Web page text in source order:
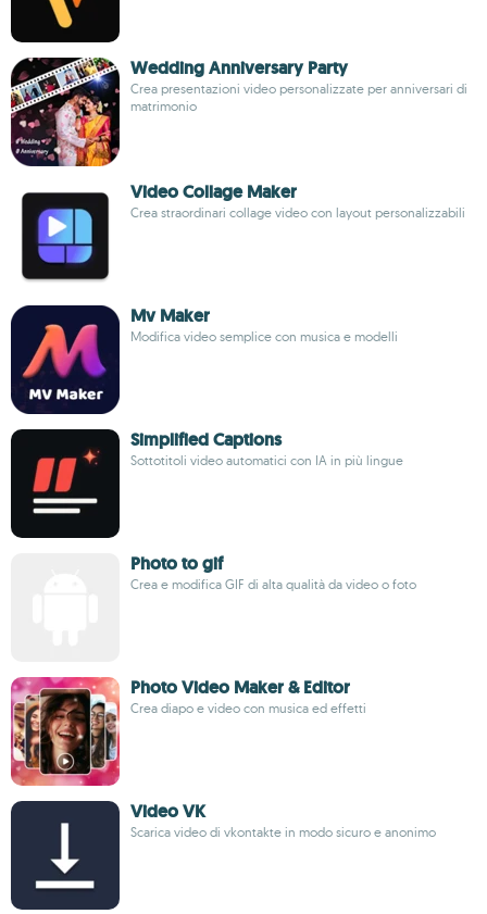
Wedding Anniversary Party
Crea presentazioni video personalizzate per anniversari di
matrimonio
Video Collage Maker
Crea straordinari collage video con layout personalizzabili
Mv Maker
Modifica video semplice con musica e modelli
Simplified Captions
Sottotitoli video automatici con IA in più lingue
Photo to gif
Crea e modifica GIF di alta qualità da video o foto
Photo Video Maker & Editor
Crea diapo e video con musica ed effetti
Video VK
Scarica video di vkontakte in modo sicuro e anonimo